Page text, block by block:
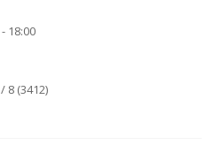
18:00
8 (3412)